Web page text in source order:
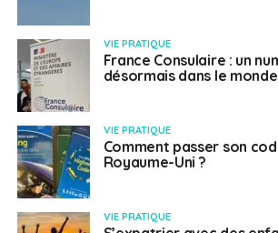
VIE PRATIQUE
France Consulaire : un
désormais dans le
VIE PRATIQUE
Comment passer son
Royaume-Uni ?
VIE PRATIQUE